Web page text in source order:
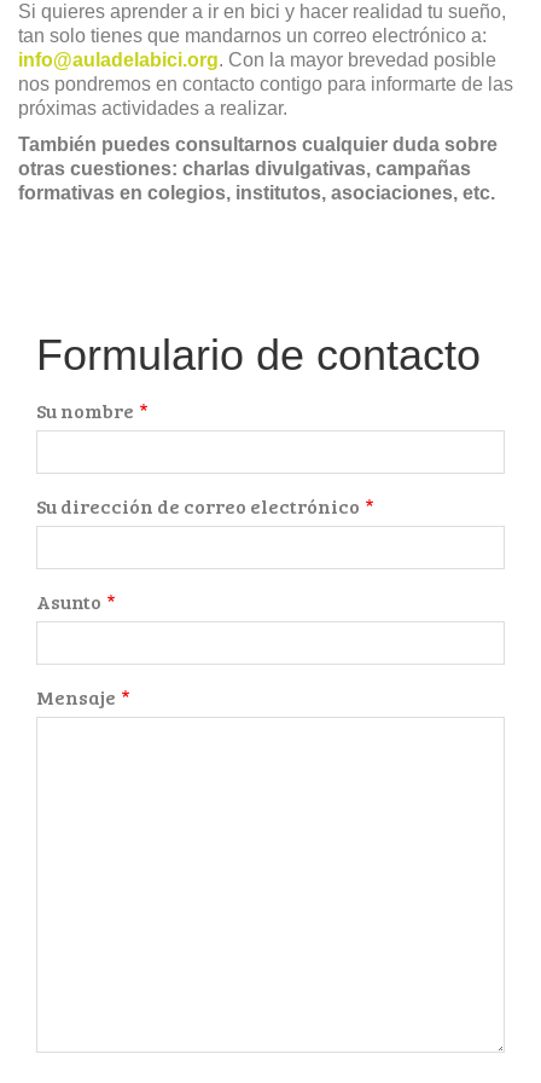
Si quieres aprender a ir en bici y hacer realidad tu sueño,
tan solo tienes que mandarnos un correo electrónico a:
info@auladelabici.org. Con la mayor brevedad posible
nos pondremos en contacto contigo para informarte de las
próximas actividades a realizar.
También puedes consultarnos cualquier duda sobre
otras cuestiones: charlas divulgativas, campañas
formativas en colegios, institutos, asociaciones, etc.
Formulario de contacto
Su nombre
Su dirección de correo electrónico
Asunto
Mensaje